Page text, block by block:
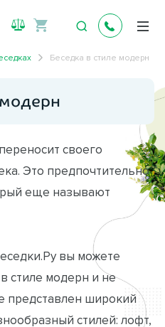
Беседка в стиле модерн
своего
Это предпочтительно
еще называют
вы можете
в стиле модерн и не
представлен широкий
стилей: лофт,